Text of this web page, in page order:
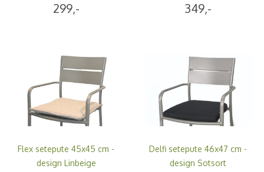
299,- 349,-
Flex setepute 45x45 cm -
design Linbeige
Delfi setepute 46x47 cm -
design Sotsort